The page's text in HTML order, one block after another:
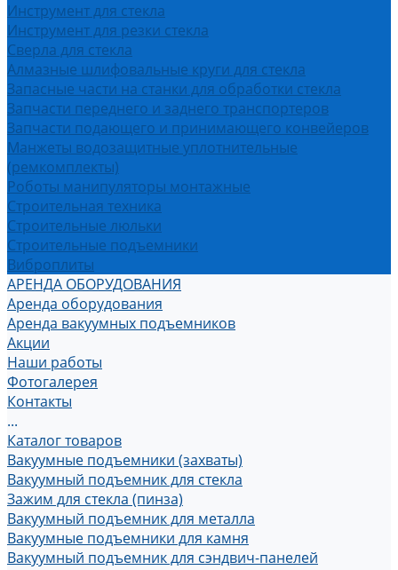
Инструмент для стекла
Инструмент для резки стекла
Сверла для стекла
Алмазные шлифовальные круги для стекла
Запасные части на станки для обработки стекла
Запчасти переднего и заднего транспортеров
Запчасти подающего и принимающего конвейеров
Манжеты водозащитные уплотнительные
(ремкомплекты)
Роботы манипуляторы монтажные
Строительная техника
Строительные люльки
Строительные подъемники
Виброплиты
АРЕНДА ОБОРУДОВАНИЯ
Аренда оборудования
Аренда вакуумных подъемников
Акции
Наши работы
Фотогалерея
Контакты
...
Каталог товаров
Вакуумные подъемники (захваты)
Вакуумный подъемник для стекла
Зажим для стекла (пинза)
Вакуумный подъемник для металла
Вакуумные подъемники для камня
Вакуумный подъемник для сэндвич-панелей